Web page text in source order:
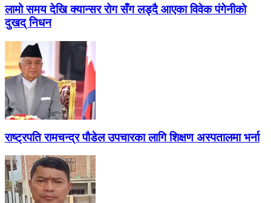
लामो समय देखि क्यान्सर रोग सँग लड्दै आएका विवेक पंगेनीको
दुखद् निधन
राष्ट्रपति रामचन्द्र पौडेल उपचारका लागि शिक्षण अस्पतालमा भर्ना